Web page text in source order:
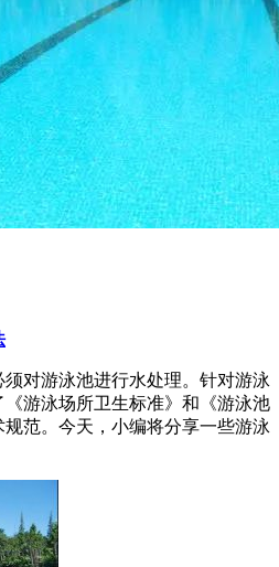
对游泳池进行水处理。针对游泳
游泳场所卫生标准》和《游泳池
范。今天，小编将分享一些游泳